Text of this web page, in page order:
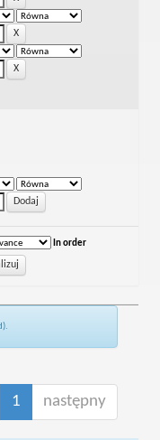
In order
1 następny